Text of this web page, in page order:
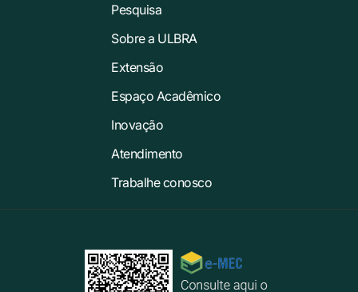
Pesquisa
Sobre a ULBRA
Extensão
Espaço Acadêmico
Inovação
Atendimento
Trabalhe conosco